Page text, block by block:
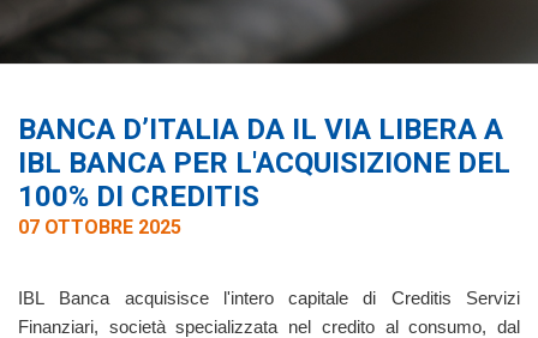
BANCA D’ITALIA DA IL VIA LIBERA A
IBL BANCA PER L'ACQUISIZIONE DEL
100% DI CREDITIS
07 OTTOBRE 2025
IBL Banca acquisisce l'intero capitale di Creditis Servizi
Finanziari, società specializzata nel credito al consumo, dal